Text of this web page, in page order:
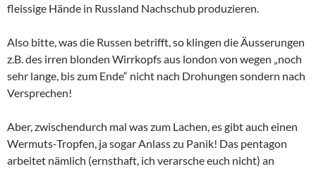
fleissige Hände in Russland Nachschub produzieren.
Also bitte, was die Russen betrifft, so klingen die Äusserungen
z.B. des irren blonden Wirrkopfs aus london von wegen „noch
sehr lange, bis zum Ende“ nicht nach Drohungen sondern nach
Versprechen!
Aber, zwischendurch mal was zum Lachen, es gibt auch einen
Wermuts-Tropfen, ja sogar Anlass zu Panik! Das pentagon
arbeitet nämlich (ernsthaft, ich verarsche euch nicht) an